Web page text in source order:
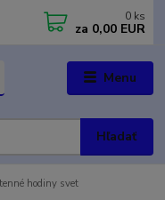
Menu
Hľadať
0 ks
za 0,00 EUR
hodiny svet